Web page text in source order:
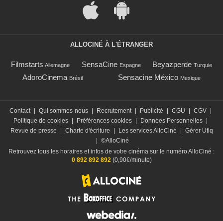
ALLOCINÉ À L'ÉTRANGER
Filmstarts Allemagne SensaCine Espagne Beyazperde Turquie
AdoroCinema Brésil Sensacine México Mexique
Contact Qui sommes-nous Recrutement Publicité CGU CGV
Politique de cookies
Préférences cookies Données Personnelles
Revue de presse
Charte d'écriture Les services AlloCiné
Gérer Utiq
©AlloCiné
Retrouvez tous les horaires et infos de votre cinéma sur le numéro AlloCiné :
0 892 892 892(0,90€/minute)